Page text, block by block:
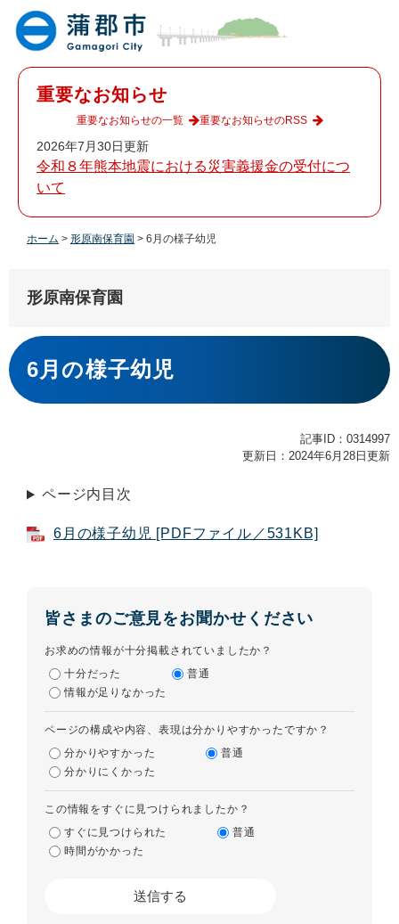
重要なお知らせ
2026年7月30日更新
令和８年熊本地震における災害義援金の受付につ
いて
重要なお知らせの一覧 重要なお知らせのRSS
ホーム > 形原南保育園 > 6月の様子幼児
形原南保育園
本
文
6月の様子幼児
記事ID：0314997
更新日：2024年6月28日更新
ページ内目次
6月の様子幼児 [PDFファイル／531KB]
皆さまのご意見をお聞かせください
お求めの情報が十分掲載されていましたか？
十分だった
普通
情報が足りなかった
ページの構成や内容、表現は分かりやすかったですか？
分かりやすかった
普通
分かりにくかった
この情報をすぐに見つけられましたか？
すぐに見つけられた
普通
時間がかかった